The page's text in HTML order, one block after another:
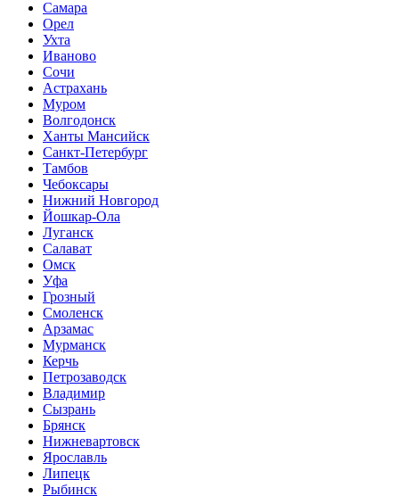
Самара
Орел
Ухта
Иваново
Сочи
Астрахань
Муром
Волгодонск
Ханты Мансийск
Санкт-Петербург
Тамбов
Чебоксары
Нижний Новгород
Йошкар-Ола
Луганск
Салават
Омск
Уфа
Грозный
Смоленск
Арзамас
Мурманск
Керчь
Петрозаводск
Владимир
Сызрань
Брянск
Нижневартовск
Ярославль
Липецк
Рыбинск